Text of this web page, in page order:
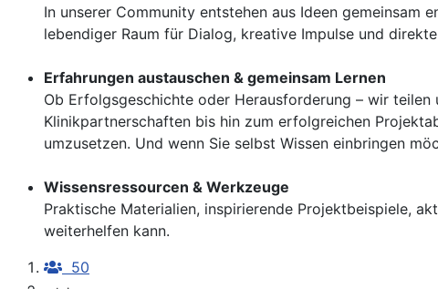
In unserer Community entstehen aus Ideen
lebendiger Raum für Dialog, kreative Impulse und
Erfahrungen austauschen & gemeinsam Lernen
Ob Erfolgsgeschichte oder Herausforderung – wir
Klinikpartnerschaften bis hin zum erfolgreichen
umzusetzen. Und wenn Sie selbst Wissen einbringen
Wissensressourcen & Werkzeuge
Praktische Materialien, inspirierende Projektbeispiele,
weiterhelfen kann.
50